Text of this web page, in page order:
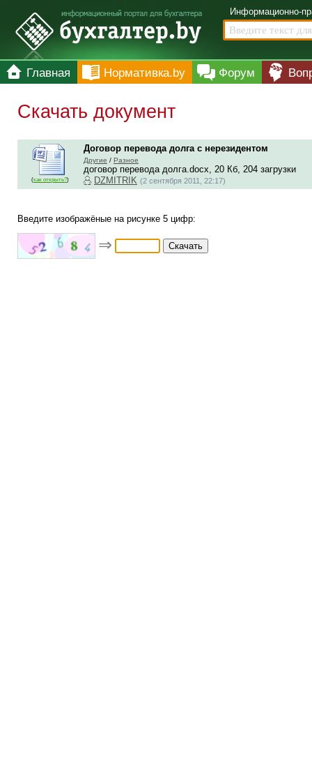
Информационно-
Главная Нормативка.by Форум
Скачать документ
(как открыть?)
Договор перевода долга с нерезидентом
Другие / Разное
договор перевода долга.docx, 20 Кб, 204 загрузки
DZMITRIK (2 сентября 2011, 22:17)
Введите изображёные на рисунке 5 цифр:
⇒